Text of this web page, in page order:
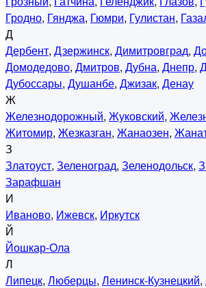
Гродно, Гянджа, Гюмри, Гулистан,
Д
Дербент, Дзержинск, Димитровград,
Домодедово, Дмитров, Дубна, Днепр,
Дубоссары, Душанбе, Джизак, Денау
Ж
Железнодорожный, Жуковский,
Житомир, Жезказган, Жанаозен,
З
Златоуст, Зеленоград, Зеленодольск,
Зарафшан
И
Иваново, Ижевск, Иркутск
Й
Йошкар-Ола
Л
Липецк, Люберцы, Ленинск-Кузнецкий,